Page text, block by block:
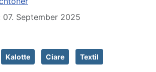
September 2025
Kalotte Ciare Textil